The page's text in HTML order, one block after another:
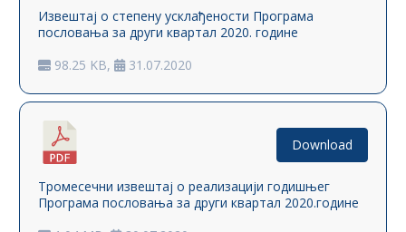
Извештај о степену усклађености Програма
пословања за други квартал 2020. године
98.25 KB,
31.07.2020
Тромесечни извештај о реализацији годишњег
Програма пословања за други квартал 2020.године
Download